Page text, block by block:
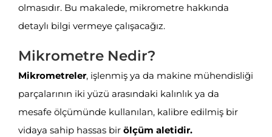
olmasıdır. Bu makalede, mikrometre hakkında
detaylı bilgi vermeye çalışacağız.
Mikrometre Nedir?
Mikrometreler, işlenmiş ya da makine mühendisliği
parçalarının iki yüzü arasındaki kalınlık ya da
mesafe ölçümünde kullanılan, kalibre edilmiş bir
vidaya sahip hassas birölçüm aletidir.